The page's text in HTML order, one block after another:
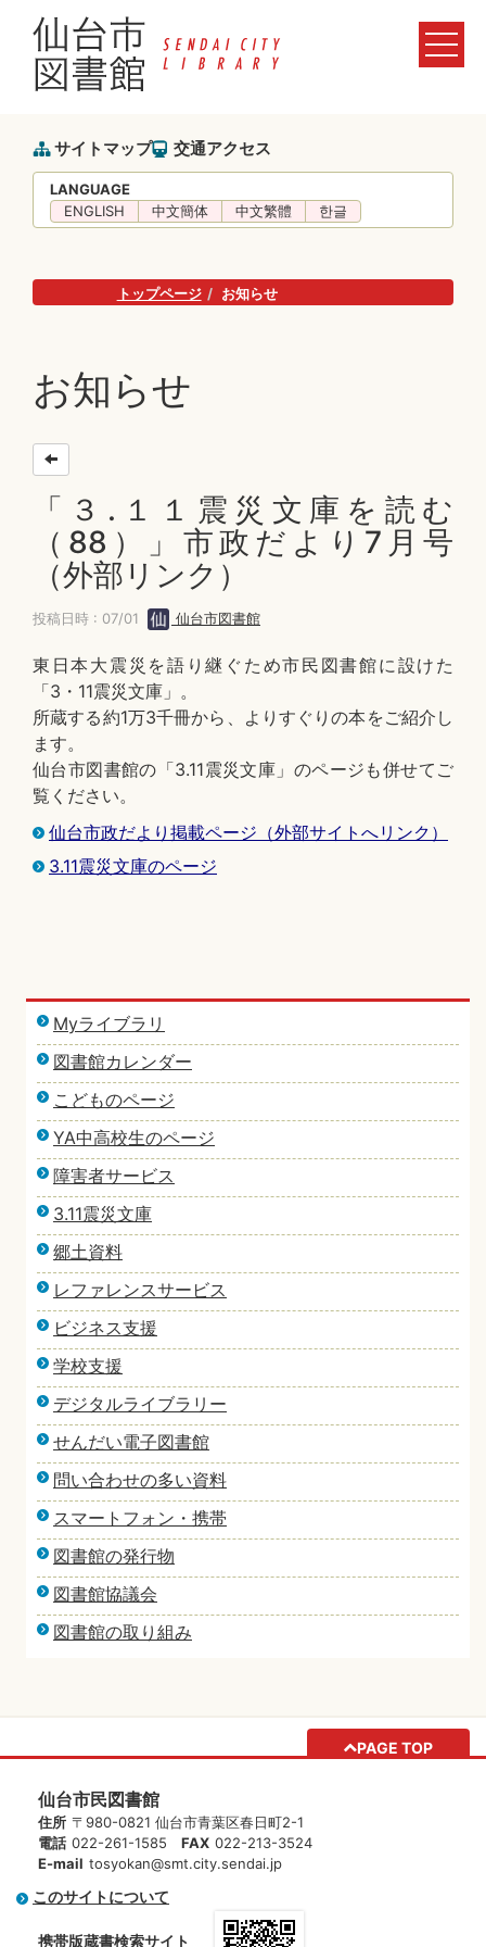
サイトマップ 交通アクセス
LANGUAGE
ENGLISH
中文簡体 中文繁體 한글
トップページ お知らせ
お知らせ
「３.１１震災文庫を読む
（88）」市政だより7月号
（外部リンク）
投稿日時 : 07/01 仙台市図書館
東日本大震災を語り継ぐため市民図書館に設けた
「3・11震災文庫」。
所蔵する約1万3千冊から、よりすぐりの本をご紹介し
ます。
仙台市図書館の「3.11震災文庫」のページも併せてご
覧ください。
仙台市政だより掲載ページ（外部サイトへリンク）
3.11震災文庫のページ
Myライブラリ
図書館カレンダー
こどものページ
YA中高校生のページ
障害者サービス
3.11震災文庫
郷土資料
レファレンスサービス
ビジネス支援
学校支援
デジタルライブラリー
せんだい電子図書館
問い合わせの多い資料
スマートフォン・携帯
図書館の発行物
図書館協議会
図書館の取り組み
PAGE TOP
仙台市民図書館
住所 〒980-0821 仙台市青葉区春日町2-1
電話 022-261-1585 FAX 022-213-3524
E-mail tosyokan@smt.city.sendai.jp
このサイトについて
携帯版蔵書検索サイト